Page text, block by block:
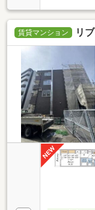
賃貸マンション リ